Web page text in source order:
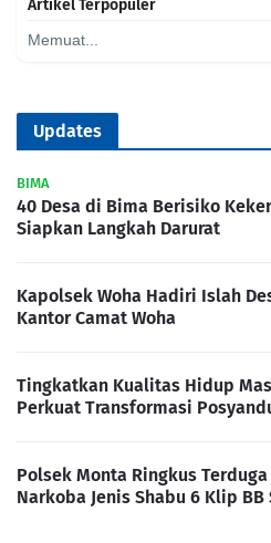
Artikel Terpopuler
Memuat...
Updates
BIMA
40 Desa di Bima Berisiko
Siapkan Langkah Darurat
Kapolsek Woha Hadiri Islah
Kantor Camat Woha
Tingkatkan Kualitas Hidup
Perkuat Transformasi
Polsek Monta Ringkus
Narkoba Jenis Shabu 6 Klip